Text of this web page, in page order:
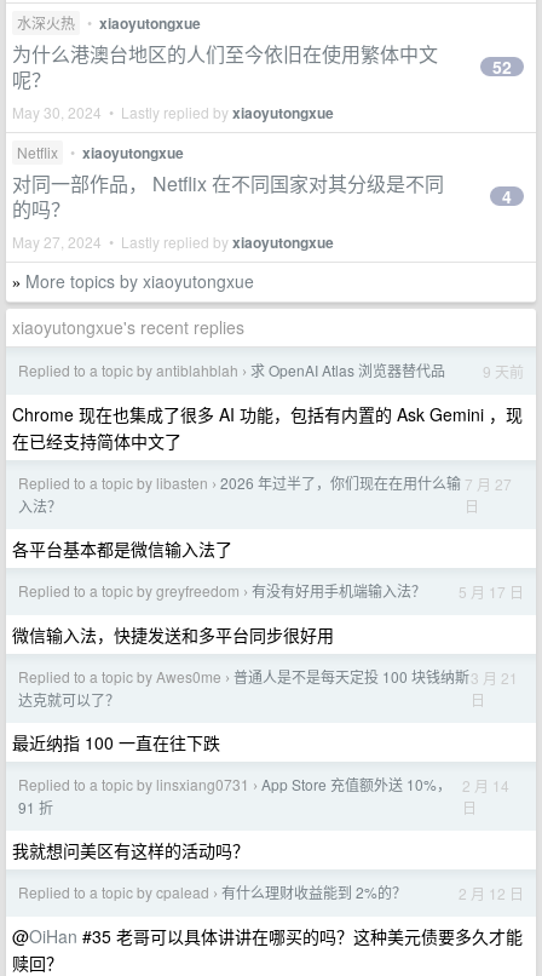
水深火热 • xiaoyutongxue
为什么港澳台地区的人们至今依旧在使用繁体中文
呢？
May 30, 2024 • Lastly replied byxiaoyutongxue
52
Netflix • xiaoyutongxue
对同一部作品， Netflix 在不同国家对其分级是不同
的吗？
May 27, 2024 • Lastly replied byxiaoyutongxue
4
» More topics by xiaoyutongxue
xiaoyutongxue's recent replies
Replied to a topic by antiblahblah › 求 OpenAI Atlas 浏览器替代品 9 天前
Chrome 现在也集成了很多 AI 功能，包括有内置的 Ask Gemini ，现
在已经支持简体中文了
Replied to a topic by libasten › 2026 年过半了，你们现在在用什么输
入法？
7 月 27
日
各平台基本都是微信输入法了
Replied to a topic by greyfreedom › 有没有好用手机端输入法？ 5 月 17 日
微信输入法，快捷发送和多平台同步很好用
Replied to a topic by Awes0me › 普通人是不是每天定投 100 块钱纳斯
达克就可以了？
3 月 21
日
最近纳指 100 一直在往下跌
Replied to a topic by linsxiang0731 › App Store 充值额外送 10%，
91 折
2 月 14
日
我就想问美区有这样的活动吗？
Replied to a topic by cpalead › 有什么理财收益能到 2%的？ 2 月 12 日
@OiHan #35 老哥可以具体讲讲在哪买的吗？这种美元债要多久才能
赎回？